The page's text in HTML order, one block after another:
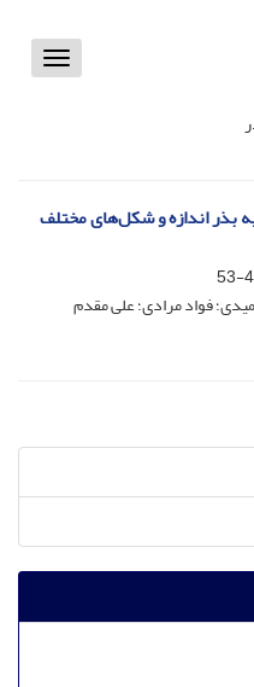
Toggle
بذر اندازه و شکل‌های مختلف
فواد مرادی؛ علی مقدم